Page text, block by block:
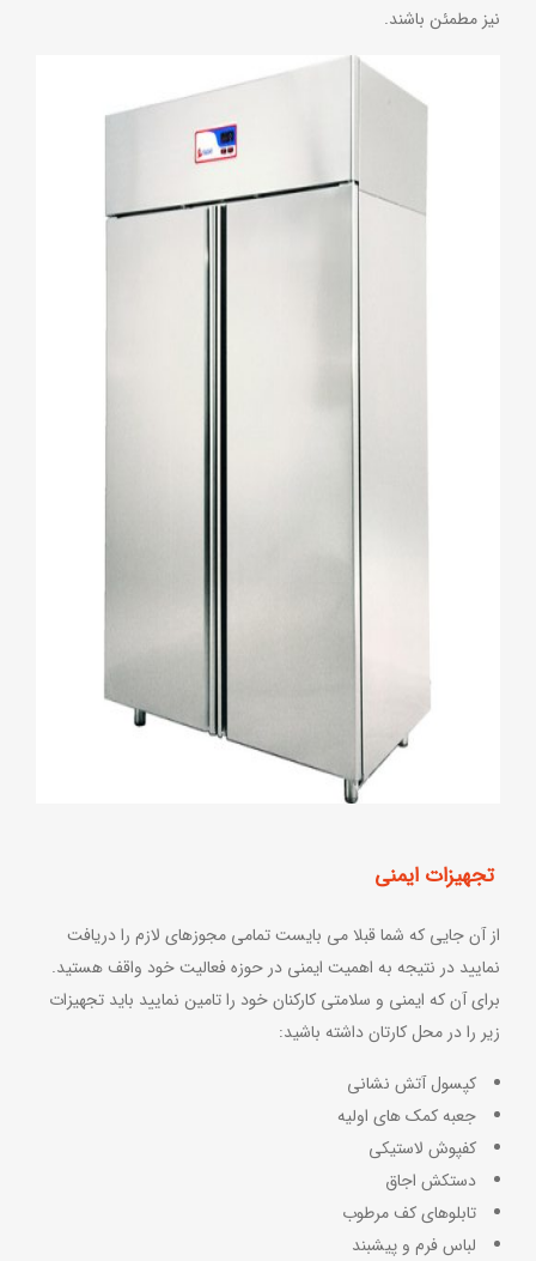
نیز مطمئن باشند.
تجهیزات ایمنی
از آن جایی که شما قبلا می بایست تمامی مجوزهای لازم را دریافت
نمایید در نتیجه به اهمیت ایمنی در حوزه فعالیت خود واقف هستید.
برای آن که ایمنی و سلامتی کارکنان خود را تامین نمایید باید تجهیزات
زیر را در محل کارتان داشته باشید:
کپسول آتش نشانی
جعبه کمک های اولیه
کفپوش لاستیکی
دستکش اجاق
تابلوهای کف مرطوب
لباس فرم و پیشبند